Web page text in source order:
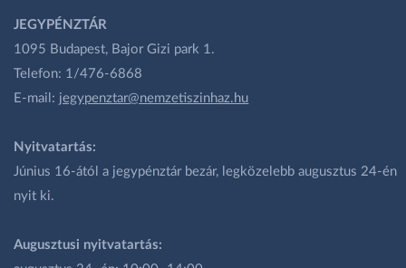
JEGYPÉNZTÁR
1095 Budapest, Bajor Gizi park 1.
Telefon: 1/476-6868
E-mail: jegypenztar@nemzetiszinhaz.hu
Nyitvatartás:
Június 16-ától a jegypénztár bezár, legközelebb augusztus 24-én
nyit ki.
Augusztusi nyitvatartás: